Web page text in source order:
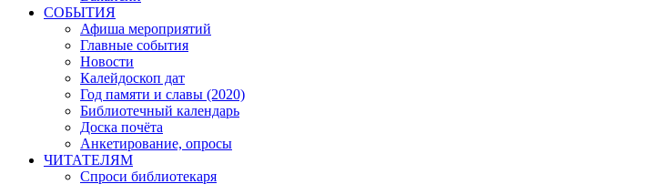
СОБЫТИЯ
Афиша мероприятий
Главные события
Новости
Калейдоскоп дат
Год памяти и славы (2020)
Библиотечный календарь
Доска почёта
Анкетирование, опросы
ЧИТАТЕЛЯМ
Спроси библиотекаря